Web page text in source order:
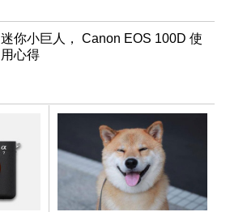
迷你小巨人， Canon EOS 100D 使
用心得